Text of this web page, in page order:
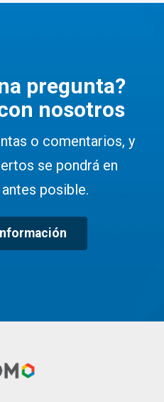
pregunta?
nosotros
o comentarios, y
se pondrá en
posible.